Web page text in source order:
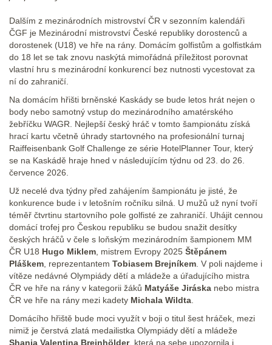
Dalším z mezinárodních mistrovství ČR v sezonním kalendáři
ČGF je Mezinárodní mistrovství České republiky dorostenců a
dorostenek (U18) ve hře na rány. Domácím golfistům a golfistkám
do 18 let se tak znovu naskýtá mimořádná příležitost porovnat
vlastní hru s mezinárodní konkurencí bez nutnosti vycestovat za
ní do zahraničí.
Na domácím hřišti brněnské Kaskády se bude letos hrát nejen o
body nebo samotný vstup do mezinárodního amatérského
žebříčku WAGR. Nejlepší český hráč v tomto šampionátu získá
hrací kartu včetně úhrady startovného na profesionální turnaj
Raiffeisenbank Golf Challenge ze série HotelPlanner Tour, který
se na Kaskádě hraje hned v následujícím týdnu od 23. do 26.
července 2026.
Už necelé dva týdny před zahájením šampionátu je jisté, že
konkurence bude i v letošním ročníku silná. U mužů už nyní tvoří
téměř čtvrtinu startovního pole golfisté ze zahraničí. Uhájit cennou
domácí trofej pro Českou republiku se budou snažit desítky
českých hráčů v čele s loňským mezinárodním šampionem MM
ČR U18 Hugo Miklem, mistrem Evropy 2025 Štěpánem
Pláškem, reprezentantem Tobiasem Brejníkem. V poli najdeme i
vítěze nedávné Olympiády dětí a mládeže a úřadujícího mistra
ČR ve hře na rány v kategorii žáků Matyáše Jiráska nebo mistra
ČR ve hře na rány mezi kadety Michala Wildta.
Domácího hřiště bude moci využít v boji o titul šest hráček, mezi
nimiž je čerstvá zlatá medailistka Olympiády dětí a mládeže
Shania Valentina Breinhölder, která na sebe upozornila i